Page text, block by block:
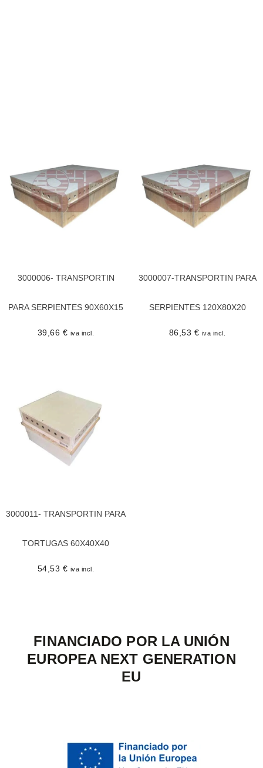
3000006- TRANSPORTIN
PARA SERPIENTES 90X60X15
39,66 € iva incl.
3000007-TRANSPORTIN PARA
SERPIENTES 120X80X20
86,53 € iva incl.
3000011- TRANSPORTIN PARA
TORTUGAS 60X40X40
54,53 € iva incl.
FINANCIADO POR LA UNIÓN
EUROPEA NEXT GENERATION
EU